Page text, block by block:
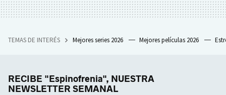
TEMAS DE INTERÉS Mejores series 2026 Mejores películas 2026
RECIBE "Espinofrenia", NUESTRA
NEWSLETTER SEMANAL